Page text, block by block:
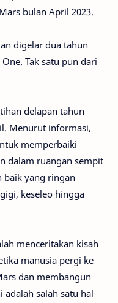
bulan April 2023.
digelar dua tahun
Tak satu pun dari
delapan tahun
Menurut informasi,
memperbaiki
dalam ruangan sempit
baik yang ringan
keseleo hingga
menceritakan kisah
manusia pergi ke
dan membangun
salah satu hal